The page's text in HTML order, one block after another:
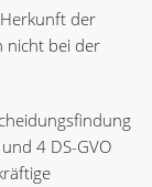
der
nicht bei der
4 DS-GVO